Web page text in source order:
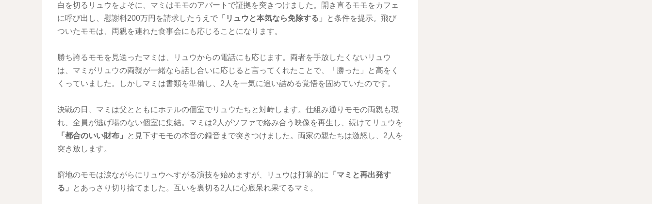
白を切るリュウをよそに、マミはモモのアパートで証拠を突きつけました。開き直るモモをカフェ
に呼び出し、慰謝料200万円を請求したうえで 「リュウと本気なら免除する」
と条件を提示。飛び
ついたモモは、両親を連れた食事会にも応じることになります。
勝ち誇るモモを見送ったマミは、リュウからの電話にも応じます。両者を手放したくないリュウ
は、マミがリュウの両親が一緒なら話し合いに応じると言ってくれたことで、「勝った」と高をく
くっていました。しかしマミは書類を準備し、2人を一気に追い詰める覚悟を固めていたのです。
決戦の日、マミは父とともにホテルの個室でリュウたちと対峙します。仕組み通りモモの両親も現
れ、全員が逃げ場のない個室に集結。マミは2人がソファで絡み合う映像を再生し、続けてリュウを
「都合のいい財布」
と見下すモモの本音の録音まで突きつけました。両家の親たちは激怒し、2人を
突き放します。
窮地のモモは涙ながらにリュウへすがる演技を始めますが、リュウは打算的に
「マミと再出発す
る」
とあっさり切り捨てました。互いを裏切る2人に心底呆れ果てるマミ。